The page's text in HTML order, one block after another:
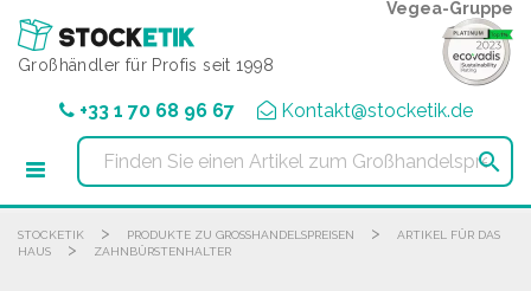
Großhändler für Profis seit 1998
Vegea-Gruppe
+33 1 70 68 96 67 Kontakt@stocketik.de

STOCKETIK > PRODUKTE ZU GROSSHANDELSPREISEN >
ARTIKEL FÜR DAS
HAUS
> ZAHNBÜRSTENHALTER